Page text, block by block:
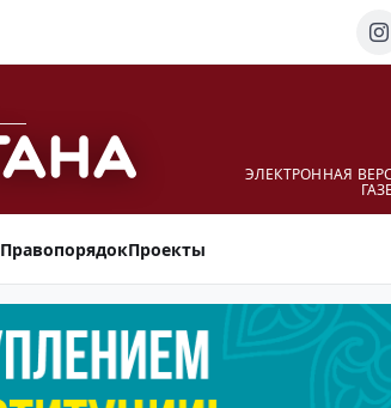
ЭЛЕКТРОННАЯ
ПравопорядокПроекты